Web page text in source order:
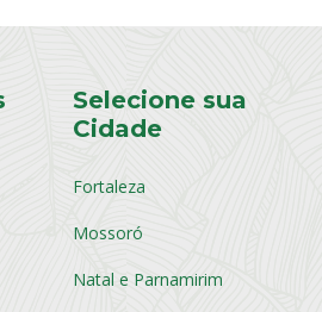
Selecione sua
Cidade
Fortaleza
Mossoró
Natal e Parnamirim